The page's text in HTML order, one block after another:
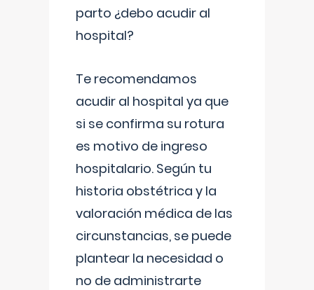
parto ¿debo acudir al
hospital?
Te recomendamos
acudir al hospital ya que
si se confirma su rotura
es motivo de ingreso
hospitalario. Según tu
historia obstétrica y la
valoración médica de las
circunstancias, se puede
plantear la necesidad o
no de administrarte